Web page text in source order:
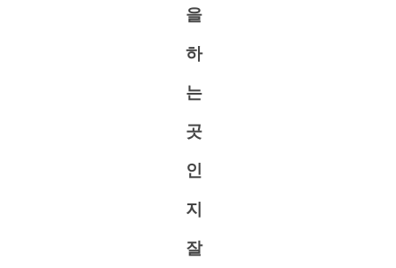
을
하
는
곳
인
지
잘